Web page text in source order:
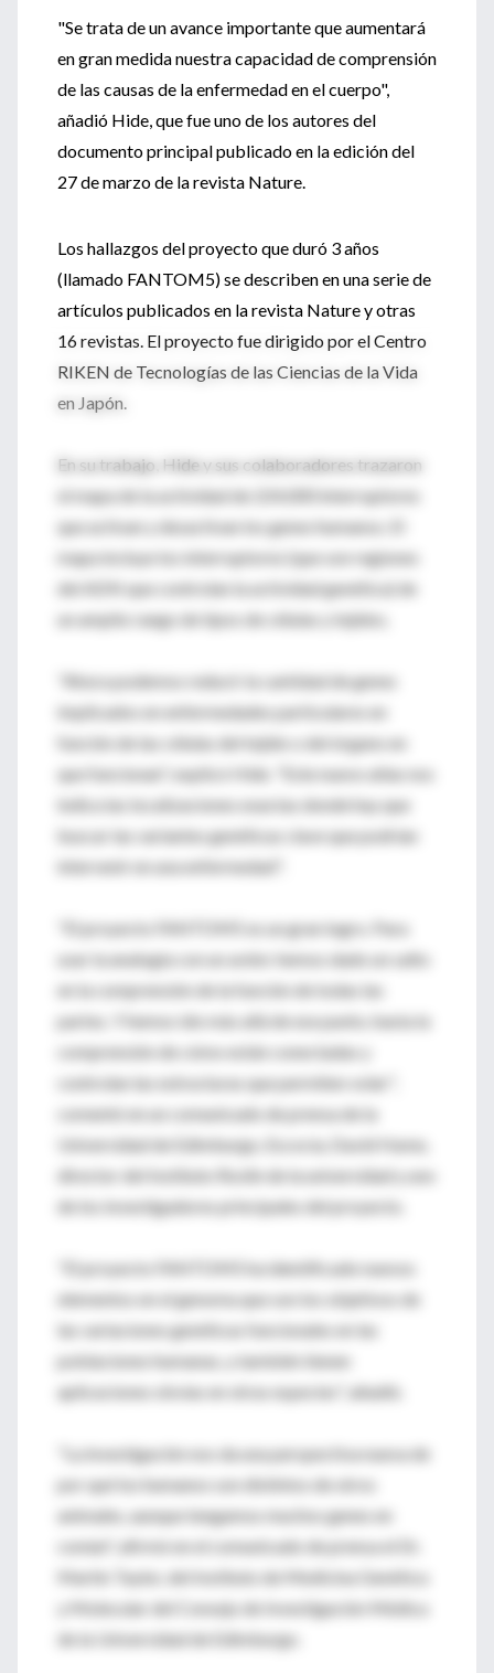
"Se trata de un avance importante que aumentará
en gran medida nuestra capacidad de comprensión
de las causas de la enfermedad en el cuerpo",
añadió Hide, que fue uno de los autores del
documento principal publicado en la edición del
27 de marzo de la revista Nature.
Los hallazgos del proyecto que duró 3 años
(llamado FANTOM5) se describen en una serie de
artículos publicados en la revista Nature y otras
16 revistas. El proyecto fue dirigido por el Centro
RIKEN de Tecnologías de las Ciencias de la Vida
en Japón.
En su trabajo, Hide y sus colaboradores trazaron
el mapa de la actividad de 224,000 interruptores
que activan y desactivan los genes humanos. El
mapa incluye los interruptores (que son regiones
del ADN que controlan la actividad genética) de
un amplio rango de tipos de células y tejidos.
"Ahora podemos reducir la cantidad de genes
implicados en enfermedades particulares en
función de las células del tejido o del órgano en
que funcionan", explicó Hide. "Este nuevo atlas nos
indica las localizaciones exactas donde hay que
buscar las variantes genéticas clave que podrían
intervenir en una enfermedad".
"El proyecto FANTOM5 es un gran logro. Para
usar la analogía con un avión: hemos dado un salto
en la comprensión de la función de todas las
partes. Y hemos ido más allá de ese punto, hasta la
comprensión de cómo están conectadas y
controlan las estructuras que permiten volar",
comentó en un comunicado de prensa de la
Universidad de Edimburgo, Escocia, David Hume,
director del Instituto Roslin de la universidad y uno
de los investigadores principales del proyecto.
"El proyecto FANTOM5 ha identificado nuevos
elementos en el genoma que son los objetivos de
las variaciones genéticas funcionales en las
poblaciones humanas, y también tienen
aplicaciones obvias en otras especies", añadió.
"La investigación nos da una perspectiva nueva de
por qué los humanos son distintos de otros
animales, aunque tengamos muchos genes en
común", afirmó en el comunicado de prensa el Dr.
Martin Taylor, del Instituto de Medicina Genética
y Molecular del Consejo de Investigación Médica
de la Universidad de Edimburgo.